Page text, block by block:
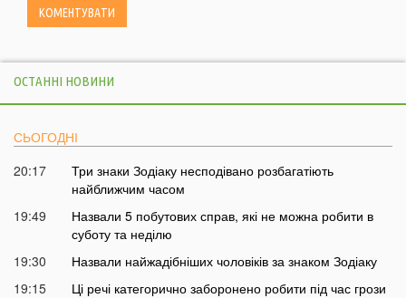
ОСТАННІ НОВИНИ
СЬОГОДНІ
20:17
Три знаки Зодіаку несподівано розбагатіють
найближчим часом
19:49
Назвали 5 побутових справ, які не можна робити в
суботу та неділю
19:30
Назвали найжадібніших чоловіків за знаком Зодіаку
19:15
Ці речі категорично заборонено робити під час грози